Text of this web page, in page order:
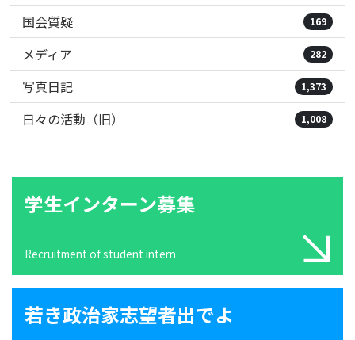
国会質疑 169
メディア 282
写真日記 1,373
日々の活動（旧） 1,008
学生インターン募集
Recruitment of student intern
若き政治家志望者出でよ